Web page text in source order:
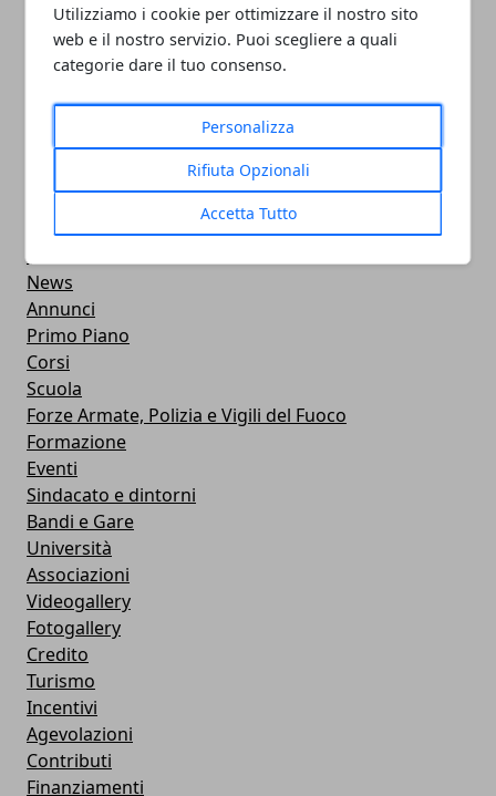
Utilizziamo i cookie per ottimizzare il nostro sito
web e il nostro servizio. Puoi scegliere a quali
categorie dare il tuo consenso.
Personalizza
Rifiuta Opzionali
Accetta Tutto
05/11/2024
CATEGORIE
Professionisti
Aziende
News
Annunci
Primo Piano
Corsi
Scuola
Forze Armate, Polizia e Vigili del Fuoco
Formazione
Eventi
Sindacato e dintorni
Bandi e Gare
Università
Associazioni
Videogallery
Fotogallery
Credito
Turismo
Incentivi
Agevolazioni
Contributi
Finanziamenti